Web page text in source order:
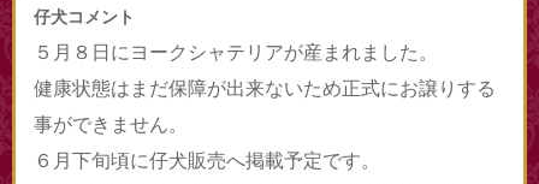
仔犬コメント
５月８日にヨークシャテリアが産まれました。
健康状態はまだ保障が出来ないため正式にお譲りする
事ができません。
６月下旬頃に仔犬販売へ掲載予定です。